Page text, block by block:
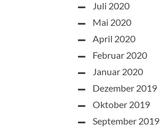
Juli 2020
Mai 2020
April 2020
Februar 2020
Januar 2020
Dezember 2019
Oktober 2019
September 2019